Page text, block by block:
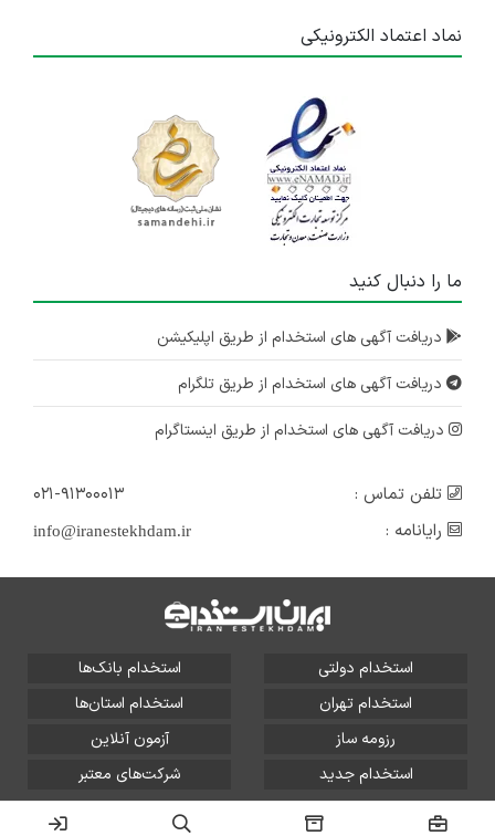
نماد اعتماد الکترونیکی
ما را دنبال کنید
دریافت آگهی های استخدام از طریق اپلیکیشن
دریافت آگهی های استخدام از طریق تلگرام
دریافت آگهی های استخدام از طریق اینستاگرام
تلفن تماس :
۰۲۱-۹۱۳۰۰۰۱۳
رایانامه :
info@iranestekhdam.ir
استخدام دولتی
استخدام بانک‌ها
استخدام تهران
استخدام استان‌ها
رزومه ساز
آزمون آنلاین
استخدام جدید
شرکت‌های معتبر
تمامی حقوق این سایت برای آلتین سیستم محفوظ است و هر